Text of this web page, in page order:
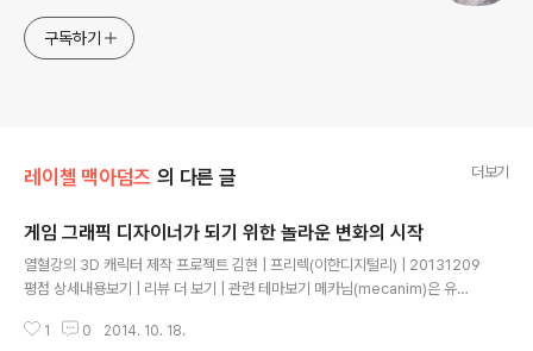
구독하기
레이첼 맥아덤즈 의 다른 글 더보기
게임 그래픽 디자이너가 되기 위한 놀라운 변화의 시작
열혈강의 3D 캐릭터 제작 프로젝트 김현 | 프리렉(이한디지털리) | 20131209
평점 상세내용보기 | 리뷰 더 보기 | 관련 테마보기 메카님(mecanim)은 유니
서 캐릭터 애니메이션 시스템은 스키닝(skinning)에 의해 본(bone)과 캐릭터
1 0 2014. 10. 18.